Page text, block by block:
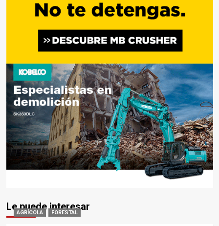
Le puede interesar
AGRÍCOLA FORESTAL